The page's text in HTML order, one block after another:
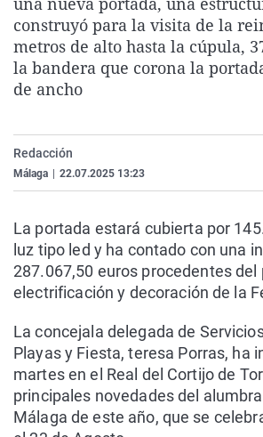
construyó para la visita de la
metros de alto hasta la cúpula,
la bandera que corona la
de ancho
Redacción
Málaga 22.07.2025 13:23
La portada estará cubierta por
luz tipo led y ha contado con una
287.067,50 euros procedentes del
electrificación y decoración de la
La concejala delegada de
Playas y Fiesta, teresa Porras, ha
martes en el Real del Cortijo de
principales novedades del
Málaga de este año, que se